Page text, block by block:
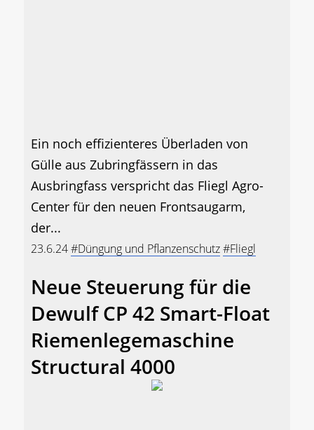
Ein noch effizienteres Überladen von
Gülle aus Zubringfässern in das
Ausbringfass verspricht das Fliegl Agro-
Center für den neuen Frontsaugarm,
der...
23.6.24#Düngung und Pflanzenschutz#Fliegl
Neue Steuerung für die
Dewulf CP 42 Smart-Float
Riemenlegemaschine
Structural 4000